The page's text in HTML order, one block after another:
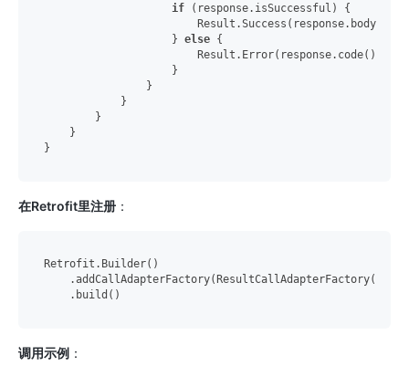
if (response.isSuccessful) {
                        Result.Success(response.body()!!)
                    }
else {
Result.Error(response.code(),
                    }
                }
            }
        }
    }
在Retrofit里注册 ：
Retrofit.Builder()
    .addCallAdapterFactory(ResultCallAdapterFactory())
调用示例 ：